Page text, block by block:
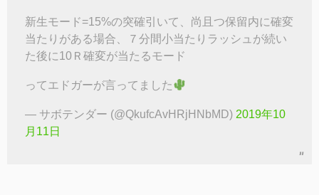
新生モード=15%の突確引いて、尚且つ保留内に確変
当たりがある場合、７分間小当たりラッシュが続い
た後に10Ｒ確変が当たるモード
ってエドガーが言ってました
— サボテンダー (@QkufcAvHRjHNbMD) 2019年10
月11日